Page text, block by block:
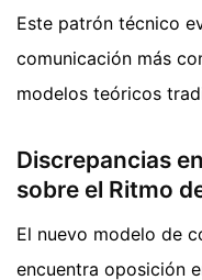
Este patrón técnico
comunicación más
modelos teóricos
Discrepancias
sobre el Ritmo
El nuevo modelo de
encuentra oposición